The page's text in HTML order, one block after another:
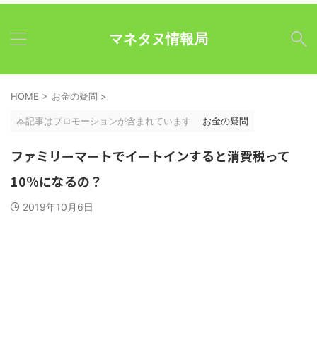
マネタヌ情報局
HOME > お金の疑問 >
本記事はプロモーションが含まれています お金の疑問
ファミリーマートでイートインすると消費税って
10％になるの？
2019年10月6日